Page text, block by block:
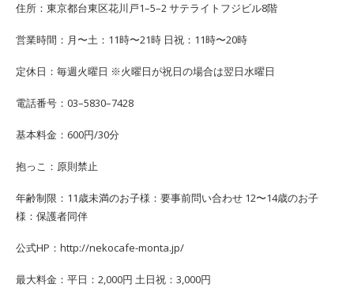
住所：東京都台東区花川戸1–5–2 サテライトフジビル8階
営業時間：月〜土：11時〜21時 日祝：11時〜20時
定休日：毎週火曜日 ※火曜日が祝日の場合は翌日水曜日
電話番号：03–5830–7428
基本料金：600円/30分
抱っこ：原則禁止
年齢制限：11歳未満のお子様：要事前問い合わせ 12〜14歳のお子
様：保護者同伴
公式HP：http://nekocafe-monta.jp/
最大料金：平日：2,000円 土日祝：3,000円